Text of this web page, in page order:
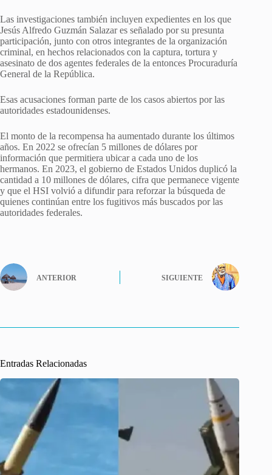
Las investigaciones también incluyen expedientes en los que
Jesús Alfredo Guzmán Salazar es señalado por su presunta
participación, junto con otros integrantes de la organización
criminal, en hechos relacionados con la captura, tortura y
asesinato de dos agentes federales de la entonces Procuraduría
General de la República.
Esas acusaciones forman parte de los casos abiertos por las
autoridades estadounidenses.
El monto de la recompensa ha aumentado durante los últimos
años. En 2022 se ofrecían 5 millones de dólares por
información que permitiera ubicar a cada uno de los
hermanos. En 2023, el gobierno de Estados Unidos duplicó la
cantidad a 10 millones de dólares, cifra que permanece vigente
y que el HSI volvió a difundir para reforzar la búsqueda de
quienes continúan entre los fugitivos más buscados por las
autoridades federales.
ANTERIOR SIGUIENTE
Entradas Relacionadas